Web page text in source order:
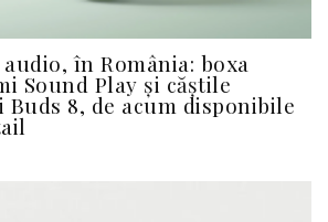
în România: boxa
Sound Play și căștile
Buds 8, de acum disponibile